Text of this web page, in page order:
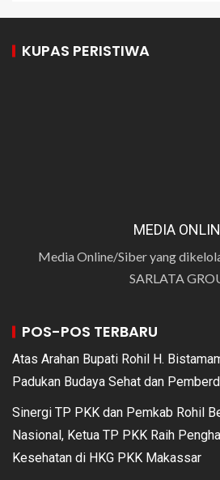
KUPAS PERISTIWA
MEDIA
Media Online/Siber yang
SARLATA
POS-POS TERBARU
Atas Arahan Bupati Rohil H.
Padukan Budaya Sehat dan
Sinergi TP PKK dan Pemkab Rohil
Nasional, Ketua TP PKK Raih
Kesehatan di HKG PKK Makassar